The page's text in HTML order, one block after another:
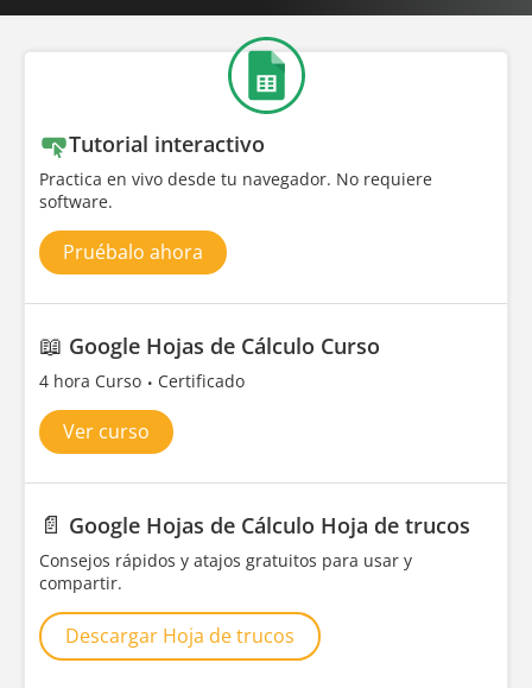
Tutorial interactivo
Practica en vivo desde tu navegador. No requiere
software.
Pruébalo ahora
📖 Google Hojas de Cálculo Curso
4 hora Curso Certificado
Ver curso
📄 Google Hojas de Cálculo Hoja de trucos
Consejos rápidos y atajos gratuitos para usar y
compartir.
Descargar Hoja de trucos